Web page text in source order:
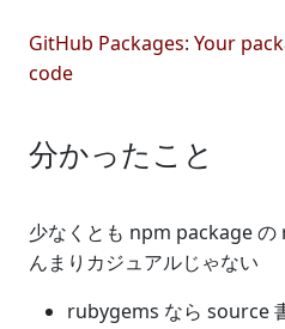
GitHub Packages: Your
code
分かったこと
少なくとも npm package
んまりカジュアルじゃない
rubygems なら source